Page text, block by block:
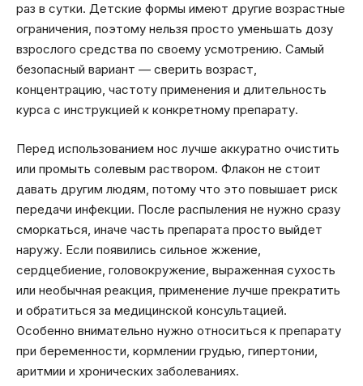
раз в сутки. Детские формы имеют другие возрастные
ограничения, поэтому нельзя просто уменьшать дозу
взрослого средства по своему усмотрению. Самый
безопасный вариант — сверить возраст,
концентрацию, частоту применения и длительность
курса с инструкцией к конкретному препарату.
Перед использованием нос лучше аккуратно очистить
или промыть солевым раствором. Флакон не стоит
давать другим людям, потому что это повышает риск
передачи инфекции. После распыления не нужно сразу
сморкаться, иначе часть препарата просто выйдет
наружу. Если появились сильное жжение,
сердцебиение, головокружение, выраженная сухость
или необычная реакция, применение лучше прекратить
и обратиться за медицинской консультацией.
Особенно внимательно нужно относиться к препарату
при беременности, кормлении грудью, гипертонии,
аритмии и хронических заболеваниях.